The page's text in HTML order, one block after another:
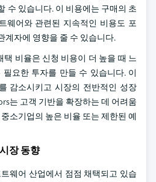
수 있습니다. 이 비용에는 구매의 초
웨어와 관련된 지속적인 비용도 포
계자에 영향을 줄 수 있습니다.
비율은 신청 비용이 더 높을 때 느
요한 투자를 만들 수 있습니다. 이
감소시키고 시장의 전반적인 성장
는 고객 기반을 확장하는 데 어려움
소기업의 높은 비율 또는 제한된 예
장 동향
웨어 산업에서 점점 채택되고 있습